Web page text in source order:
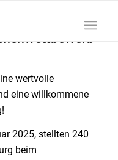
wertvolle
eine willkommene
2025, stellten 240
beim